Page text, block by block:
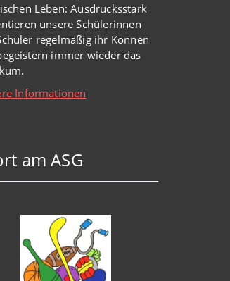
Leben: Ausdrucksstark
unsere Schülerinnen
regelmäßig ihr Können
immer wieder das
Informationen
am ASG